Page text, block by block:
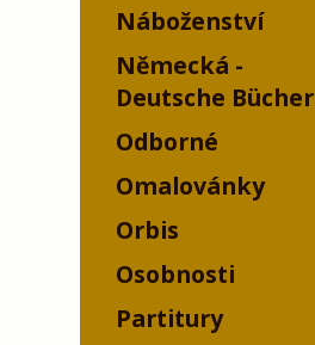
Náboženství
Německá -
Deutsche Bücher
Odborné
Omalovánky
Orbis
Osobnosti
Partitury